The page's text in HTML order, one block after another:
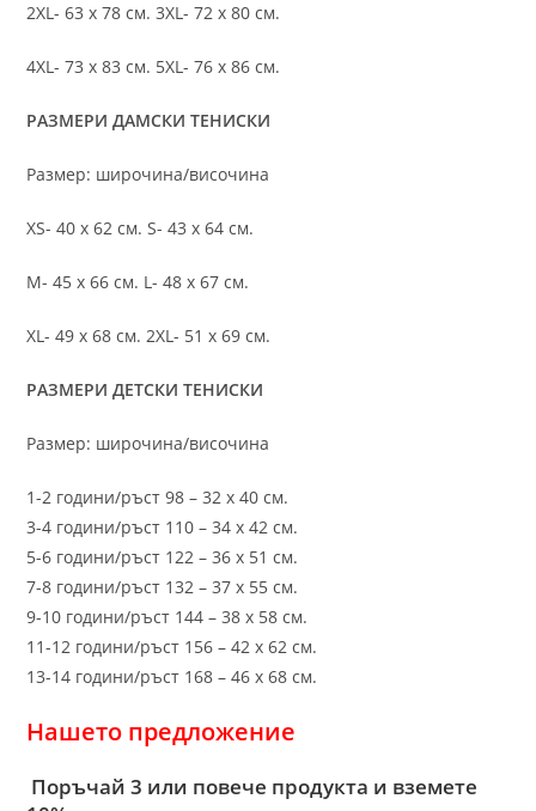
2XL- 63 х 78 см. 3XL- 72 х 80 см.
4XL- 73 х 83 см. 5XL- 76 х 86 см.
РАЗМЕРИ ДАМСКИ ТЕНИСКИ
Размер: широчина/височина
XS- 40 х 62 см. S- 43 х 64 см.
M- 45 х 66 см. L- 48 х 67 см.
XL- 49 х 68 см. 2XL- 51 х 69 см.
РАЗМЕРИ ДЕТСКИ ТЕНИСКИ
Размер: широчина/височина
1-2 години/ръст 98 – 32 х 40 см.
3-4 години/ръст 110 – 34 х 42 см.
5-6 години/ръст 122 – 36 х 51 см.
7-8 години/ръст 132 – 37 х 55 см.
9-10 години/ръст 144 – 38 х 58 см.
11-12 години/ръст 156 – 42 x 62 см.
13-14 години/ръст 168 – 46 х 68 см.
Нашето предложение
Поръчай 3 или повече продукта и вземете